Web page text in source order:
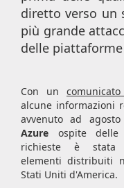
diretto verso un
più grande
delle
Con un
alcune informazioni
avvenuto ad
Azure ospite delle
richieste è
elementi distribuiti
Stati Uniti d'America.